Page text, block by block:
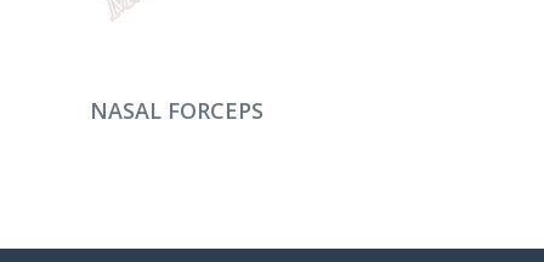
DEVAMINI OKU
NASAL FORCEPS